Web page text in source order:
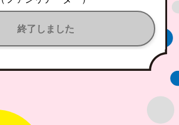
終了しました